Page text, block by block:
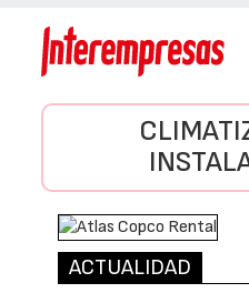
ACTUALIDAD